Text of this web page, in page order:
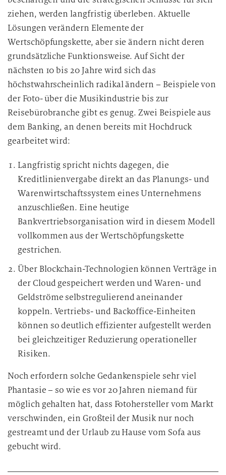
ziehen, werden langfristig überleben. Aktuelle
Lösungen verändern Elemente der
Wertschöpfungskette, aber sie ändern nicht deren
grundsätzliche Funktionsweise. Auf Sicht der
nächsten 10 bis 20 Jahre wird sich das
höchstwahrscheinlich radikal ändern – Beispiele von
der Foto- über die Musikindustrie bis zur
Reisebürobranche gibt es genug. Zwei Beispiele aus
dem Banking, an denen bereits mit Hochdruck
gearbeitet wird:
Langfristig spricht nichts dagegen, die
Kreditlinienvergabe direkt an das Planungs- und
Warenwirtschaftssystem eines Unternehmens
anzuschließen. Eine heutige
Bankvertriebsorganisation wird in diesem Modell
vollkommen aus der Wertschöpfungskette
gestrichen.
Über Blockchain-Technologien können Verträge in
der Cloud gespeichert werden und Waren- und
Geldströme selbstregulierend aneinander
koppeln. Vertriebs- und Backoffice-Einheiten
können so deutlich effizienter aufgestellt werden
bei gleichzeitiger Reduzierung operationeller
Risiken.
Noch erfordern solche Gedankenspiele sehr viel
Phantasie – so wie es vor 20 Jahren niemand für
möglich gehalten hat, dass Fotohersteller vom Markt
verschwinden, ein Großteil der Musik nur noch
gestreamt und der Urlaub zu Hause vom Sofa aus
gebucht wird.